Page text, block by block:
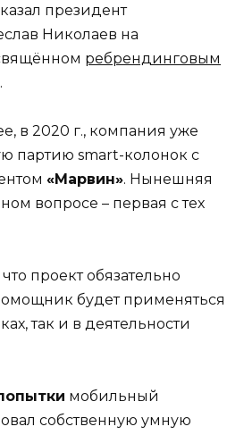
президент
Николаев на
ребрендинговым
.
в 2020 г., компания уже
партию smart-колонок с
«Марвин». Нынешняя
вопросе – первая с тех
проект обязательно
будет применяться
так и в деятельности
мобильный
собственную умную